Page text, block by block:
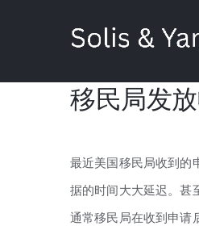
移民局发
最近美国移民局收到的
据的时间大大延迟。甚
通常移民局在收到申请